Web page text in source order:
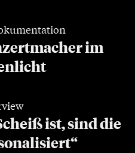
im
ist, sind die